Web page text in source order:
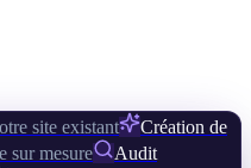
site existant
Création de
sur mesure
Audit